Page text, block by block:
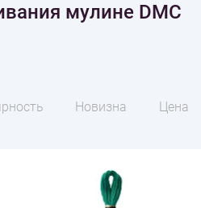
мулине DMC
Новизна Цена